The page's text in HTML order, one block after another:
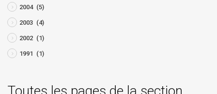
2004 (5)
2003 (4)
2002 (1)
1991 (1)